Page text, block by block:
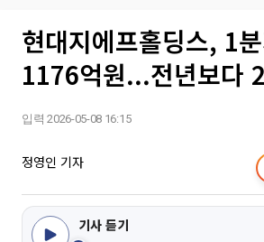
현대지에프홀딩스, 1
1176억원...전년보다
입력 2026-05-08 16:15
정영인 기자
기사 듣기